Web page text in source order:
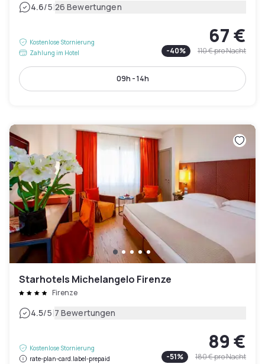
4.6/5|26 Bewertungen
Kostenlose Stornierung
Zahlung im Hotel
67 €
-40% 110 €pro Nacht
09h - 14h
Starhotels Michelangelo Firenze
Firenze
4.5/5|7 Bewertungen
Kostenlose Stornierung
rate-plan-card.label-prepaid
89 €
-51% 180 €pro Nacht